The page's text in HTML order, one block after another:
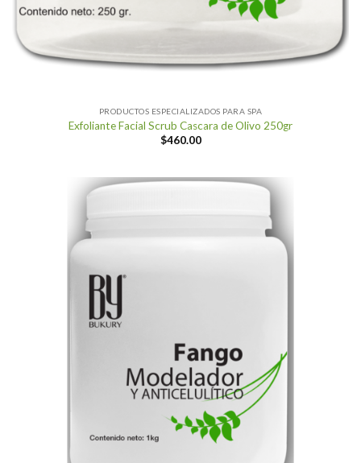
PRODUCTOS ESPECIALIZADOS PARA SPA
Exfoliante Facial Scrub Cascara de Olivo 250gr
$460.00